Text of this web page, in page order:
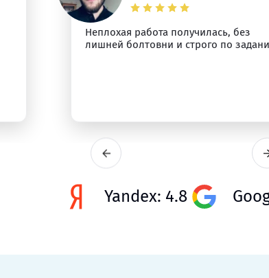
Неплохая работа получилась, без
лишней болтовни и строго по
Yandex: 4.8